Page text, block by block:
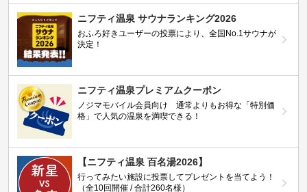
ニフティ温泉 サウナランキング2026
おふろ好きユーザーの投票により、全国No.1サウナが
決定！
ニフティ温泉プレミアムクーポン
ノジマモバイル会員向け 通常よりもお得な「特別価
格」で人気の温泉を満喫できる！
【ニフティ温泉 百名湯2026】
行ってみたい施設に投票してプレゼントを当てよう！
（全10回開催 / 合計260名様）